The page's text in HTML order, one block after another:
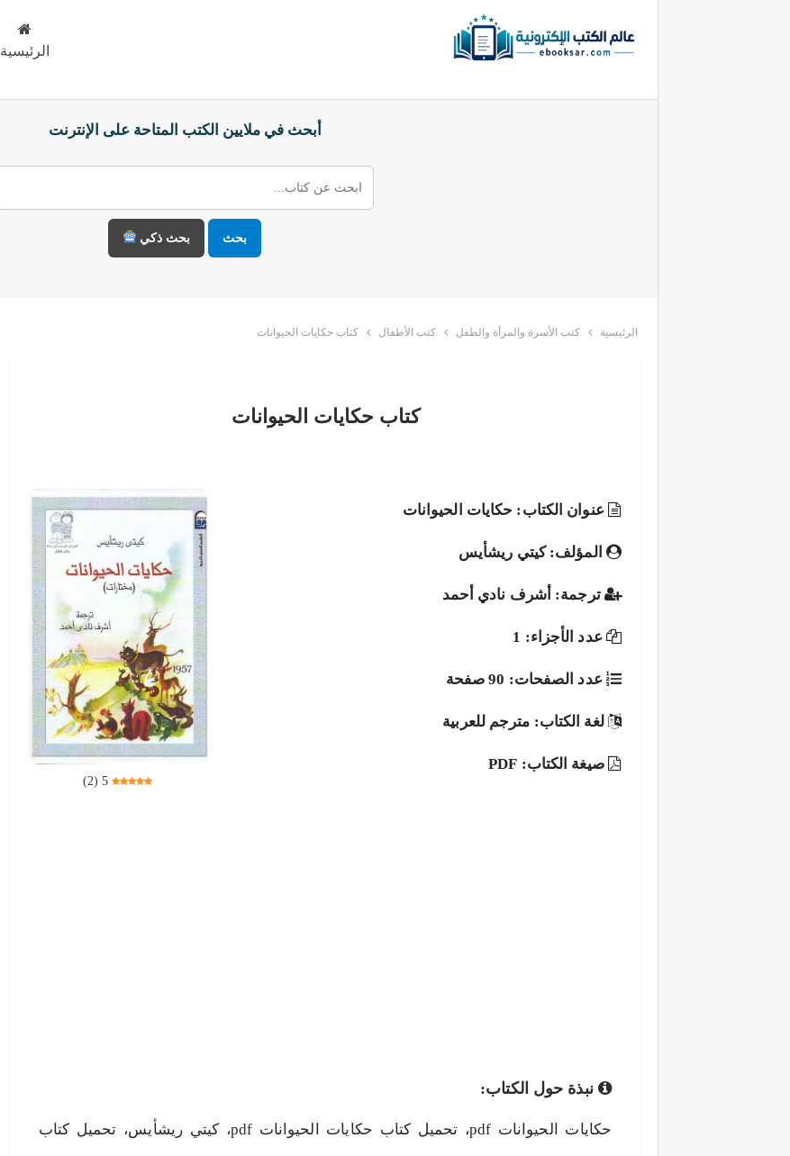
الرئيسية
أبحث في ملايين الكتب المتاحة على الإنترنت
بحث بحث ذكي
الرئيسية كتب الأسرة والمرأة والطفل كتب الأطفال كتاب حكايات الحيوانات
كتاب حكايات الحيوانات
5
(
2
)
عنوان الكتاب: حكايات الحيوانات
المؤلف: كيتي ريشأيس
ترجمة: أشرف نادي أحمد
عدد الأجزاء: 1
عدد الصفحات: 90 صفحة
لغة الكتاب: مترجم للعربية
صيغة الكتاب: PDF
نبذة حول الكتاب:
حكايات الحيوانات pdf، تحميل كتاب حكايات الحيوانات pdf، كيتي ريشأيس، تحميل كتاب